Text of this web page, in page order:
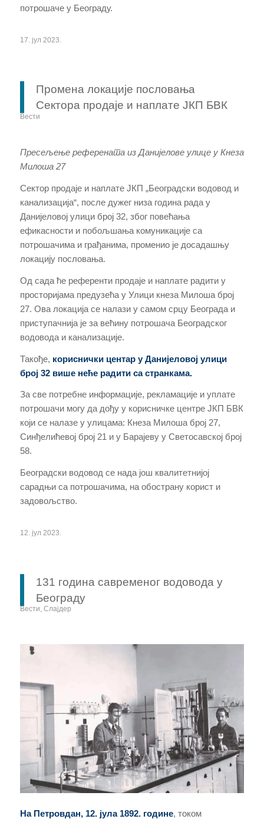
потрошаче у Београду.
17. јул 2023.
Промена локације пословања
Сектора продаје и наплате ЈКП БВК
Вести
Пресељење референата из Данијелове улице у Кнеза
Милоша 27
Сектор продаје и наплате ЈКП „Београдски водовод и
канализација“, после дужег низа година рада у
Данијеловој улици број 32, због повећања
ефикасности и побољшања комуникације са
потрошачима и грађанима, променио је досадашњу
локацију пословања.
Од сада ће референти продаје и наплате радити у
просторијама предузећа у Улици кнеза Милоша број
27. Ова локација се налази у самом срцу Београда и
приступачнија је за већину потрошача Београдског
водовода и канализације.
Такође, кориснички центар у Данијеловој улици
број 32 више неће радити са странкама.
За све потребне информације, рекламације и уплате
потрошачи могу да дођу у корисничке центре ЈКП БВК
који се налазе у улицама: Кнеза Милоша број 27,
Синђелићевој број 21 и у Барајеву у Светосавској број
58.
Београдски водовод се нада још квалитетнијој
сарадњи са потрошачима, на обострану корист и
задовољство.
12. јул 2023.
131 годинa савременог водовода у
Београду
Вести, Слајдер
На Петровдан, 12. јула1892. године, током